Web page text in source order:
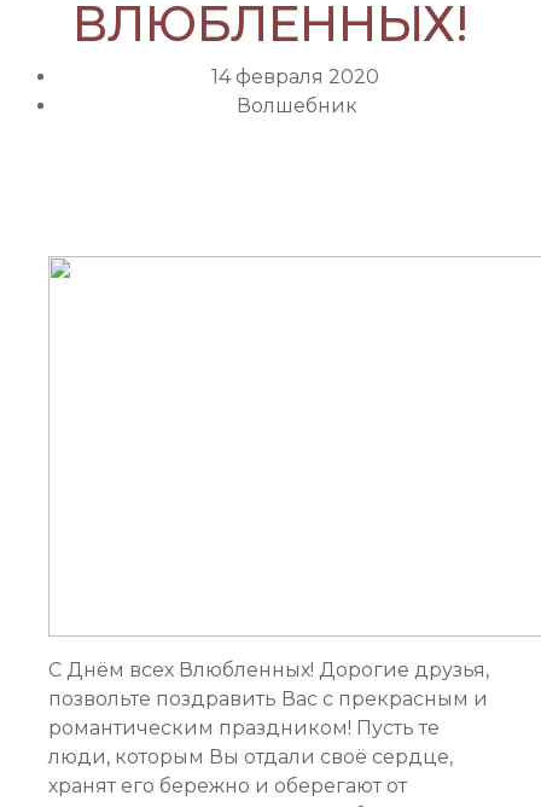
ВЛЮБЛЕННЫХ!
14 февраля 2020
Волшебник
С Днём всех Влюбленных! Дорогие друзья,
позвольте поздравить Вас с прекрасным и
романтическим праздником! Пусть те
люди, которым Вы отдали своё сердце,
хранят его бережно и оберегают от